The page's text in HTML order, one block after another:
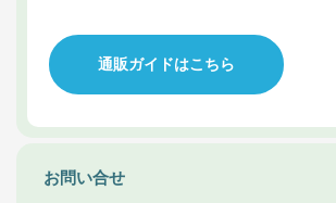
通販ガイドはこちら
お問い合せ